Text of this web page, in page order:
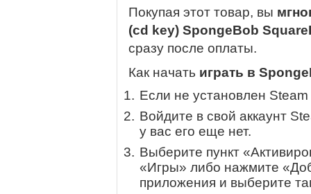
Покупая этот товар, вы
(cd key) SpongeBob
сразу после оплаты.
Как начать играть в
Если не установлен
Войдите в свой аккаунт
у вас его еще нет.
Выберите пункт
«Игры» либо нажмите
приложения и выберите